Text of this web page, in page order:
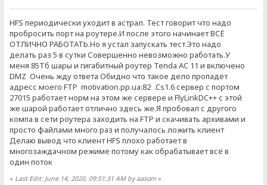
HFS периодически уходит в астрал. Тест говорит что надо
пробросить порт на роутере.И после этого начинает ВСЁ
ОТЛИЧНО РАБОТАТЬ.Но я устал запускать тест.Это надо
делать раз 5 в сутки Совершенно невозможно работать.У
меня 85Тб шары и гигабитный роутер Tenda AC 11 и включено
DMZ Очень жду ответа Обидно что такое дело пропадёт
адресс моего FTP motivation.pp.ua:82 .Cs1.6 сервер с портом
27015 работает норм на этом же сервере и FlyLinkDC++ с этой
же шарой работает отлично здесь же.Я пробовал с другого
компа в сети роутера заходить на FTP и скачивать архивами и
просто файлами много раз и получалось ложить клиент
Делаю вывод что клиент HFS плохо работает в
многозаждачном режиме потому как обрабатывает всё в
один поток
« Last Edit: June 14, 2020, 09:51:31 AM by aasom »